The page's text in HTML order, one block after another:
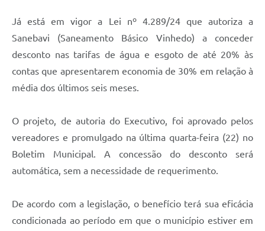
Acesso à Informação
Contratos
Associação dos Servidores Públicos Municipais de
Vinhedo
Carta de Serviços
Arquivos para Download
Galeria de Vídeos
Contas Públicas
Legislação
Já está em vigor a Lei nº 4.289/24 que autoriza a
Sanebavi (Saneamento Básico Vinhedo) a conceder
desconto nas tarifas de água e esgoto de até 20% às
contas que apresentarem economia de 30% em relação à
média dos últimos seis meses.
O projeto, de autoria do Executivo, foi aprovado pelos
vereadores e promulgado na última quarta-feira (22) no
Boletim Municipal. A concessão do desconto será
automática, sem a necessidade de requerimento.
De acordo com a legislação, o benefício terá sua eficácia
condicionada ao período em que o município estiver em